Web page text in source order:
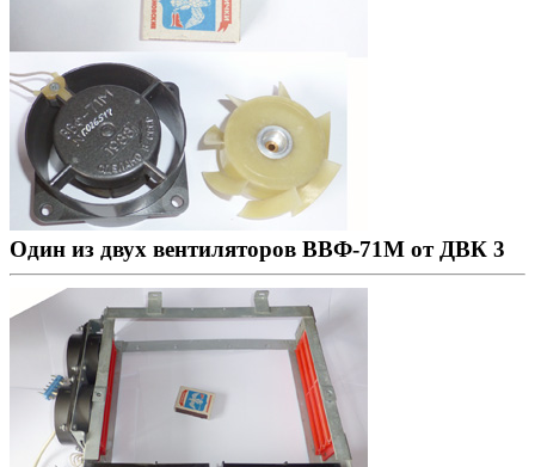
Один из двух вентиляторов ВВФ-71М от ДВК 3